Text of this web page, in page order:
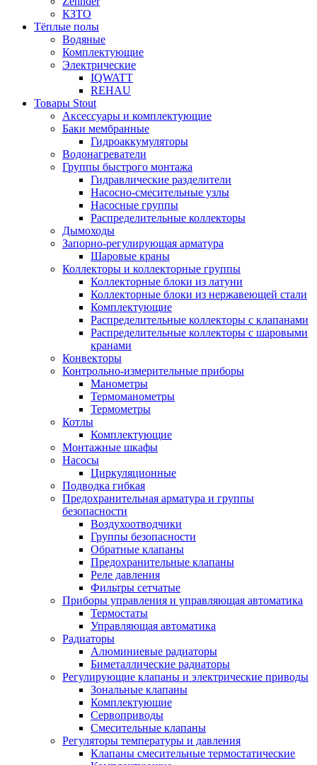
КЗТО
Тёплые полы
Водяные
Комплектующие
Электрические
IQWATT
REHAU
Товары Stout
Аксессуары и комплектующие
Баки мембранные
Гидроаккумуляторы
Водонагреватели
Группы быстрого монтажа
Гидравлические разделители
Насосно-смесительные узлы
Насосные группы
Распределительные коллекторы
Дымоходы
Запорно-регулирующая арматура
Шаровые краны
Коллекторы и коллекторные группы
Коллекторные блоки из латуни
Коллекторные блоки из нержавеющей стали
Комплектующие
Распределительные коллекторы с клапанами
Распределительные коллекторы с шаровыми
кранами
Конвекторы
Контрольно-измерительные приборы
Манометры
Термоманометры
Термометры
Котлы
Комплектующие
Монтажные шкафы
Насосы
Циркуляционные
Подводка гибкая
Предохранительная арматура и группы
безопасности
Воздухоотводчики
Группы безопасности
Обратные клапаны
Предохранительные клапаны
Реле давления
Фильтры сетчатые
Приборы управления и управляющая автоматика
Термостаты
Управляющая автоматика
Радиаторы
Алюминиевые радиаторы
Биметаллические радиаторы
Регулирующие клапаны и электрические приводы
Зональные клапаны
Комплектующие
Сервоприводы
Смесительные клапаны
Регуляторы температуры и давления
Клапаны смесительные термостатические